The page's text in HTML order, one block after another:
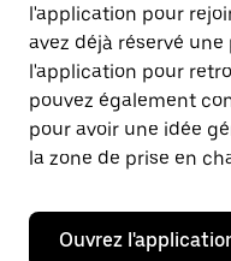
l'application pour
avez déjà réservé
l'application pour
pouvez également
pour avoir une idée
la zone de prise en
Ouvrez